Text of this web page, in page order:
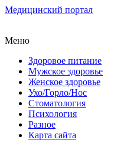
Медицинский портал
Меню
Здоровое питание
Мужское здоровье
Женское здоровье
Ухо/Горло/Нос
Стоматология
Психология
Разное
Карта сайта